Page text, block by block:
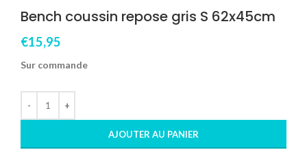
Bench coussin repose gris S 62x45cm
€15,95
Sur commande
AJOUTER AU PANIER